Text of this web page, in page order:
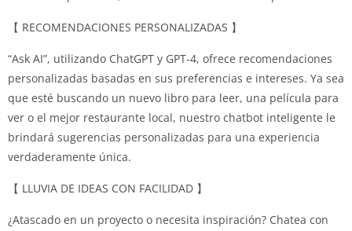
【 RECOMENDACIONES PERSONALIZADAS 】
“Ask AI”, utilizando ChatGPT y GPT-4, ofrece recomendaciones
personalizadas basadas en sus preferencias e intereses. Ya sea
que esté buscando un nuevo libro para leer, una película para
ver o el mejor restaurante local, nuestro chatbot inteligente le
brindará sugerencias personalizadas para una experiencia
verdaderamente única.
【 LLUVIA DE IDEAS CON FACILIDAD 】
¿Atascado en un proyecto o necesita inspiración? Chatea con